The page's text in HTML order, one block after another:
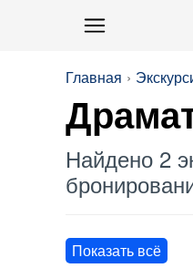
Главная
Найдено 2
Показать всё